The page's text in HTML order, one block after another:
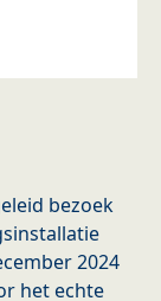
bezoek
2024
het echte